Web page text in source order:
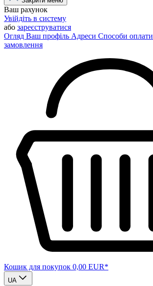
Ваш рахунок
Увійдіть в систему
або зареєструватися
Огляд Ваш профіль Адреси Способи оплати
замовлення
Кошик для покупок 0,00 EUR*
UA